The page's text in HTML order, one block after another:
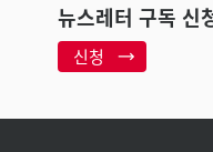
뉴스레터 구독 신
신청